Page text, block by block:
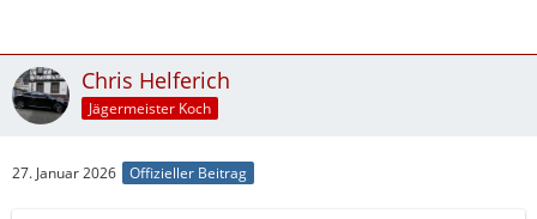
Chris Helferich
Jägermeister Koch
27. Januar 2026 Offizieller Beitrag